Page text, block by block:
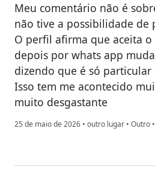
Meu comentário não é
não tive a possibilidade de
O perfil afirma que aceita
depois por whats app
dizendo que é só
Isso tem me acontecido
muito desgastante
25 de maio de 2026 • outro lugar • Outro •